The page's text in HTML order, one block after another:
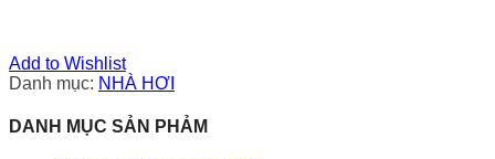
Add to Wishlist
Danh mục: NHÀ HƠI
DANH MỤC SẢN PHẢM